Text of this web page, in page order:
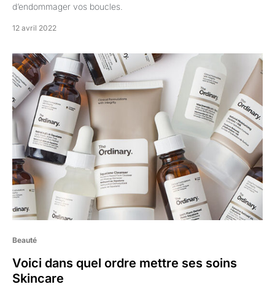
d’endommager vos boucles.
12 avril 2022
Beauté
Voici dans quel ordre mettre ses soins
Skincare